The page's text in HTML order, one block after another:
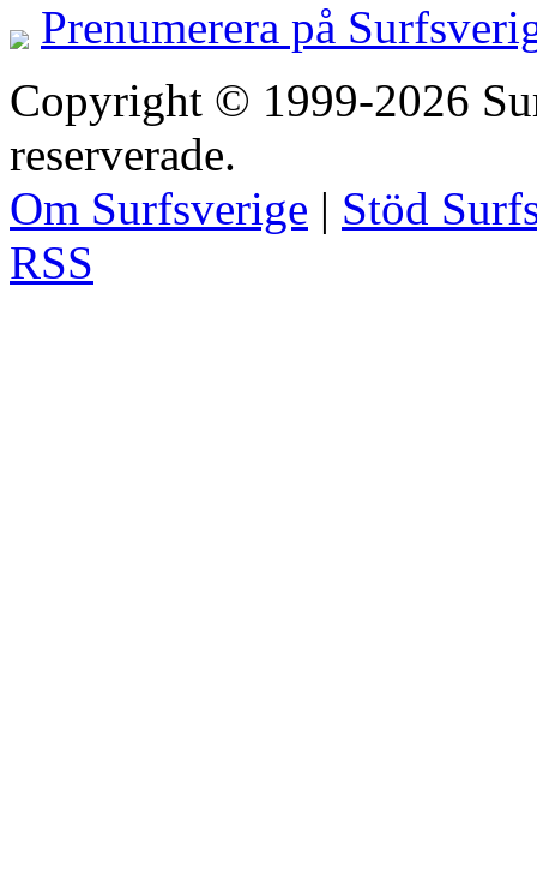
Prenumerera på
Copyright © 1999-2026
reserverade.
Om Surfsverige | Stöd
RSS